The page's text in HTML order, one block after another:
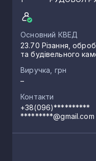
Основний КВЕД
23.70 Різання,
та будівельного
Виручка, грн
–
Контакти
+38(096)**********
*********@gmail.com